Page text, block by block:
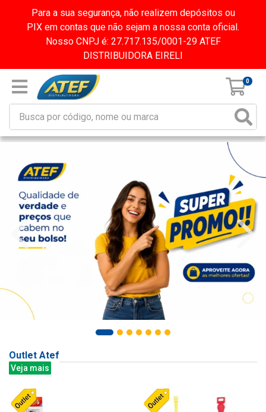
Para a sua segurança, não realizem depósitos ou
PIX em contas que não sejam a nossa conta oficial.
Nosso CNPJ é: 27.717.135/0001-29 ATEF
DISTRIBUIDORA EIRELI
0
Outlet Atef
Veja mais